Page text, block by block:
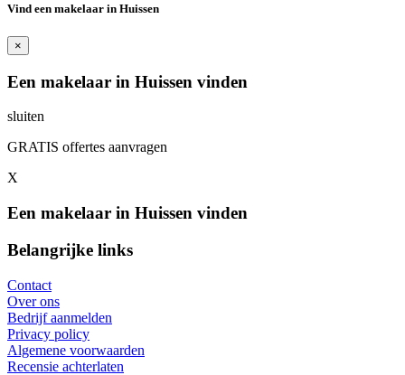
Vind een makelaar in Huissen
×
Een makelaar in Huissen vinden
sluiten
GRATIS offertes aanvragen
X
Een makelaar in Huissen vinden
Belangrijke links
Contact
Over ons
Bedrijf aanmelden
Privacy policy
Algemene voorwaarden
Recensie achterlaten